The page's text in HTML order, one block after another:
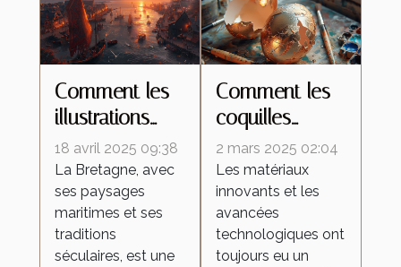
Comment les
illustrations
inspirées de la
Bretagne
célèbrent la
culture
régionale
18 avril 2025 09:38
La Bretagne, avec
ses paysages
maritimes et ses
traditions
séculaires, est une
Comment les
coquilles
d'œufs
améliorent les
peintures
réfléchissantes
2 mars 2025 02:04
Les matériaux
innovants et les
avancées
technologiques ont
toujours eu un